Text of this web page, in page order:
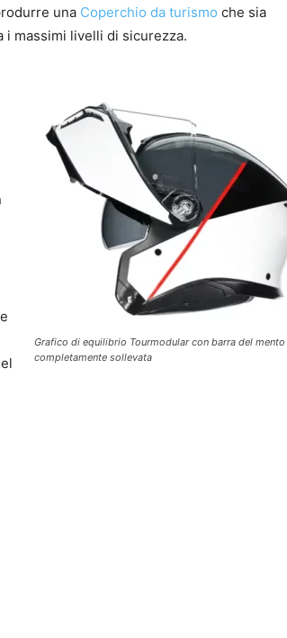
una Coperchio da turismo che sia
i massimi livelli di sicurezza.
Grafico di equilibrio Tourmodular con barra del mento
completamente sollevata